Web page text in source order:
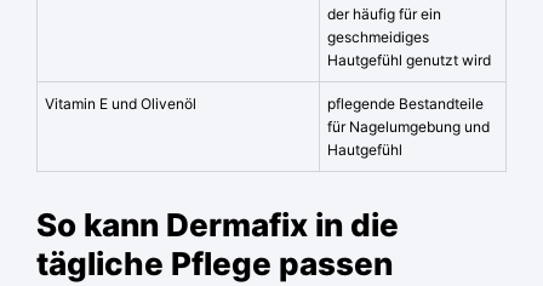
der häufig für ein
geschmeidiges
Hautgefühl genutzt wird
Vitamin E und Olivenöl
pflegende Bestandteile
für Nagelumgebung und
Hautgefühl
So kann Dermafix in die
tägliche Pflege passen